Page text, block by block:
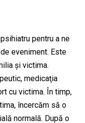
pentru a ne
eveniment. Este
şi victima.
medicaţia
cu victima. În timp,
încercăm să o
normală. După o